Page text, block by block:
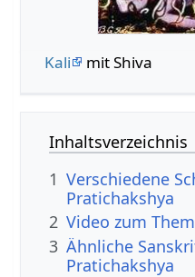
Kali mit Shiva
Inhaltsverzeichnis
1 Verschiedene
Pratichakshya
2 Video zum
3 Ähnliche
Pratichakshya